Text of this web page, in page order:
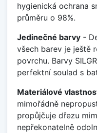
hygienická ochrana
průměru o 98%.
Jedinečné barvy -
všech barev je ještě
povrchu. Barvy
perfektní soulad s
Materiálové
mimořádně
propůjčuje dřezu
nepřekonatelně